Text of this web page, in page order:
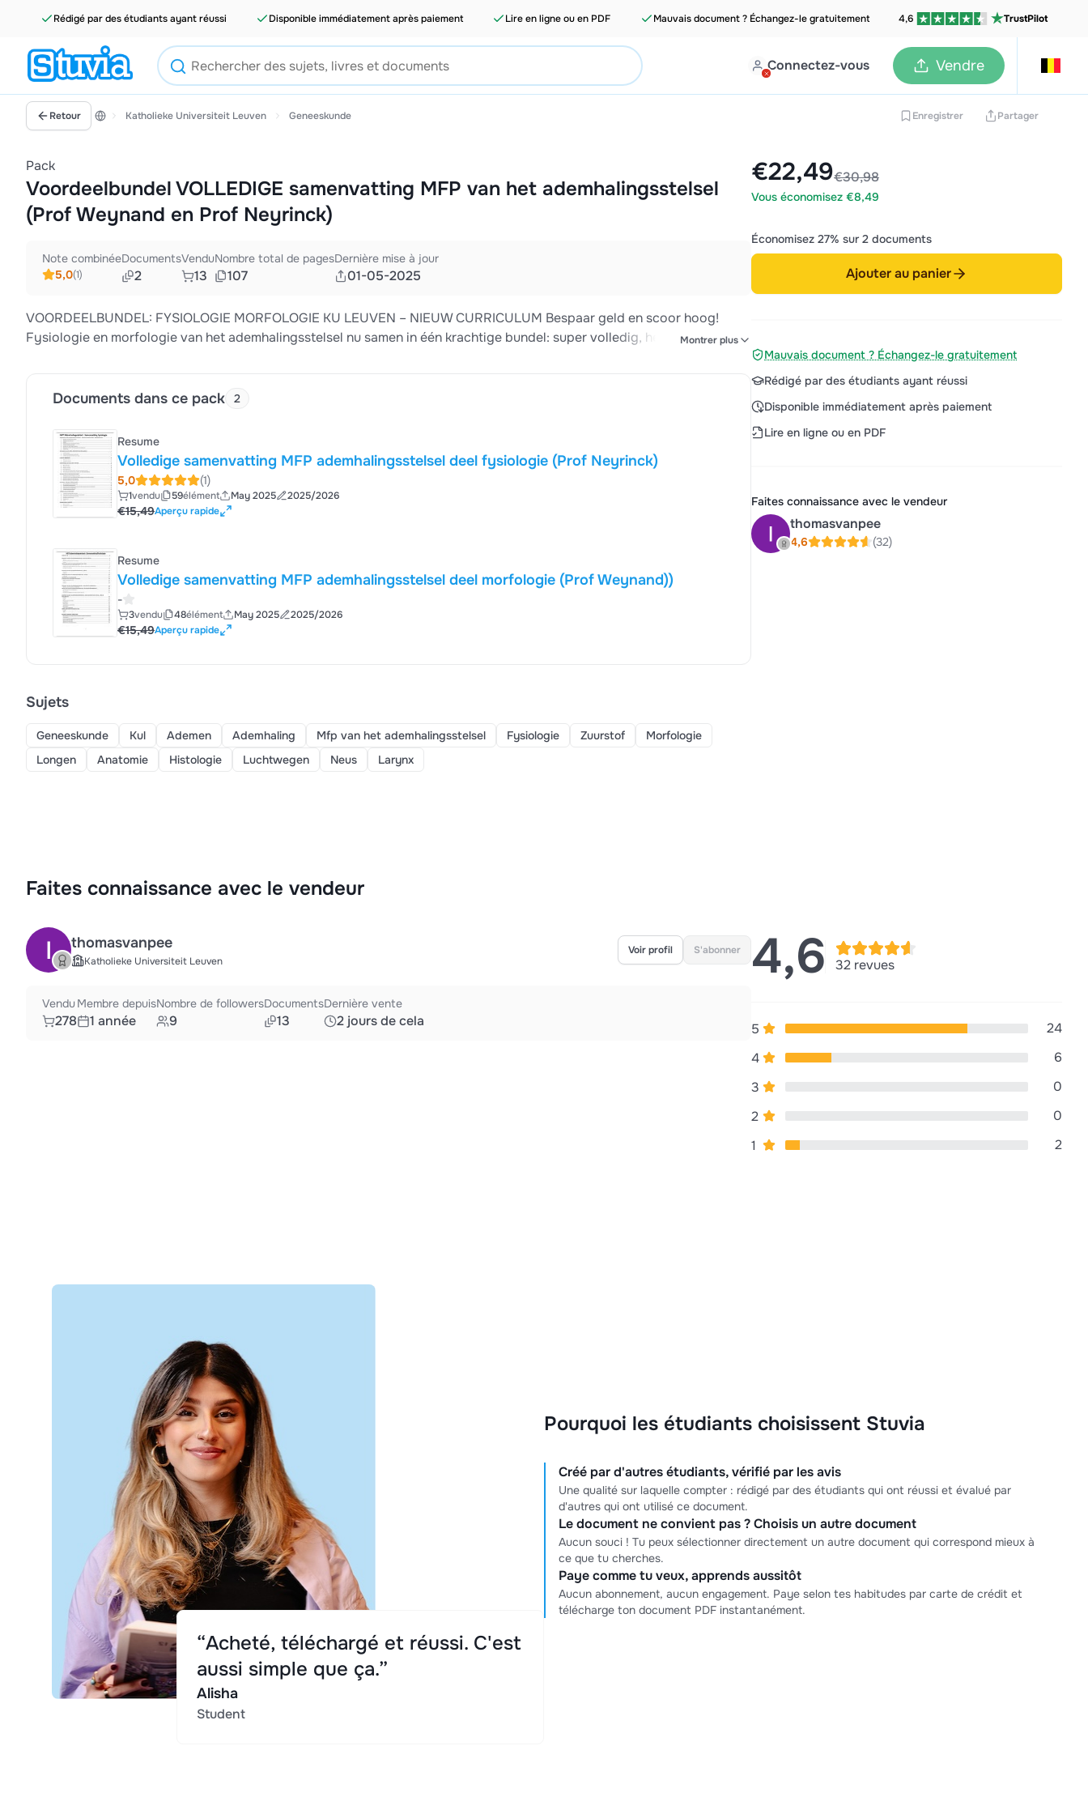
Rédigé par des étudiants ayant réussi Disponible immédiatement après paiement Lire en ligne ou en PDF Mauvais document ? Échangez-le gratuitement 4,6 TrustPilot
Connectez-vous Vendre
Retour Katholieke Universiteit Leuven Geneeskunde Enregistrer Partager
Pack
Voordeelbundel VOLLEDIGE samenvatting MFP van het ademhalingsstelsel
(Prof Weynand en Prof Neyrinck)
Note combinée
5,0(1)
Documents
2
Vendu
13
Nombre total de pages
107
Dernière mise à jour
01-05-2025
VOORDEELBUNDEL: FYSIOLOGIE MORFOLOGIE KU LEUVEN – NIEUW CURRICULUM Bespaar geld en scoor hoog!
Fysiologie en morfologie van het ademhalingsstelsel nu samen in één krachtige bundel: super volledig, helder uitgelegd
Montrer plus
Documents dans ce pack 2
Resume
Volledige samenvatting MFP ademhalingsstelsel deel fysiologie (Prof Neyrinck)
5,0 (1)
1vendu 59élément May 2025 2025/2026
€15,49Aperçu rapide
Resume
Volledige samenvatting MFP ademhalingsstelsel deel morfologie (Prof Weynand))
-
3vendu 48élément May 2025 2025/2026
€15,49Aperçu rapide
Sujets
Geneeskunde Kul Ademen Ademhaling Mfp van het ademhalingsstelsel Fysiologie Zuurstof
Morfologie
Longen
Anatomie Histologie Luchtwegen Neus Larynx
€22,49€30,98
Vous économisez €8,49
Économisez 27% sur 2 documents
Ajouter au panier
Mauvais document ? Échangez-le gratuitement
Rédigé par des étudiants ayant réussi
Disponible immédiatement après paiement
Lire en ligne ou en PDF
Faites connaissance avec le vendeur
thomasvanpee
4,6 (32)
Faites connaissance avec le vendeur
thomasvanpee
Katholieke Universiteit Leuven
Voir profil S'abonner
Vendu
278
Membre depuis
1 année
Nombre de followers
9
Documents
13
Dernière vente
2 jours de cela
4,6 32 revues
5
24
4
6
3
0
2
0
1
2
Pourquoi les étudiants choisissent Stuvia
Créé par d'autres étudiants, vérifié par les avis
Une qualité sur laquelle compter : rédigé par des étudiants qui ont réussi et évalué par
d'autres qui ont utilisé ce document.
Le document ne convient pas ? Choisis un autre document
Aucun souci ! Tu peux sélectionner directement un autre document qui correspond mieux à
ce que tu cherches.
Paye comme tu veux, apprends aussitôt
Aucun abonnement, aucun engagement. Paye selon tes habitudes par carte de crédit et
télécharge ton document PDF instantanément.
“Acheté, téléchargé et réussi. C'est
aussi simple que ça.”
Alisha
Student